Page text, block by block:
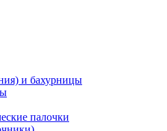
и бахурницы
палочки